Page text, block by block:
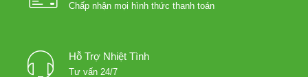
Chấp nhận mọi hình thức thanh toán
Hỗ Trợ Nhiệt Tình
Tư vấn 24/7